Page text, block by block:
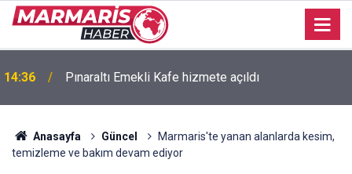
14:36 Pınaraltı Emekli Kafe hizmete açıldı
Anasayfa Güncel
Marmaris'te yanan alanlarda kesim,
temizleme ve bakım devam ediyor